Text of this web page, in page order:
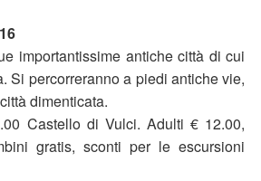
importantissime antiche città di cui
Si percorreranno a piedi antiche vie,
dimenticata.
Castello di Vulci. Adulti € 12.00,
gratis, sconti per le escursioni